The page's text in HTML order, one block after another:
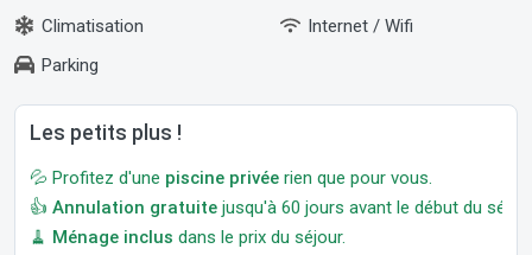
Climatisation
Internet / Wifi
Parking
Les petits plus !
💦 Profitez d'une piscine privée rien que pour vous.
👍 Annulation gratuite jusqu'à 60 jours avant le début du
🧹 Ménage inclus dans le prix du séjour.